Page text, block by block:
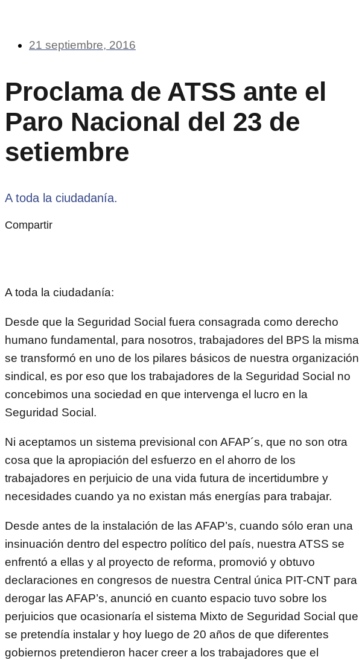
21 septiembre, 2016
Proclama de ATSS ante el
Paro Nacional del 23 de
setiembre
A toda la ciudadanía.
Compartir
A toda la ciudadanía:
Desde que la Seguridad Social fuera consagrada como derecho
humano fundamental, para nosotros, trabajadores del BPS la misma
se transformó en uno de los pilares básicos de nuestra organización
sindical, es por eso que los trabajadores de la Seguridad Social no
concebimos una sociedad en que intervenga el lucro en la
Seguridad Social.
Ni aceptamos un sistema previsional con AFAP´s, que no son otra
cosa que la apropiación del esfuerzo en el ahorro de los
trabajadores en perjuicio de una vida futura de incertidumbre y
necesidades cuando ya no existan más energías para trabajar.
Desde antes de la instalación de las AFAP’s, cuando sólo eran una
insinuación dentro del espectro político del país, nuestra ATSS se
enfrentó a ellas y al proyecto de reforma, promovió y obtuvo
declaraciones en congresos de nuestra Central única PIT-CNT para
derogar las AFAP’s, anunció en cuanto espacio tuvo sobre los
perjuicios que ocasionaría el sistema Mixto de Seguridad Social que
se pretendía instalar y hoy luego de 20 años de que diferentes
gobiernos pretendieron hacer creer a los trabajadores que el